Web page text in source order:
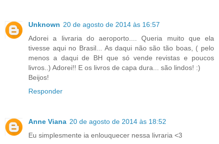
Unknown 20 de agosto de 2014 às 16:57
Adorei a livraria do aeroporto.... Queria muito que ela
tivesse aqui no Brasil... As daqui não são tão boas, ( pelo
menos a daqui de BH que só vende revistas e poucos
livros..) Adorei!! E os livros de capa dura... são lindos! :)
Beijos!
Responder
Anne Viana 20 de agosto de 2014 às 18:52
Eu simplesmente ia enlouquecer nessa livraria <3